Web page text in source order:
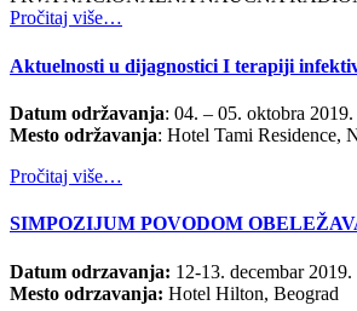
Pročitaj više…
Aktuelnosti u dijagnostici I terapiji
Datum održavanja: 04. – 05. oktobra 2019.
Mesto održavanja: Hotel Tami Residence,
Pročitaj više…
SIMPOZIJUM POVODOM
Datum odrzavanja: 12-13. decembar 2019.
Mesto odrzavanja: Hotel Hilton, Beograd